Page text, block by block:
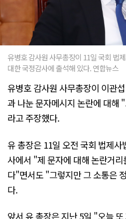
유병호 감사원 사무총장이 11일 국회 법
대한 국정감사에 출석해 있다. 연합뉴스
유병호 감사원 사무총장이 이관
과 나눈 문자메시지 논란에 대해
라고 주장했다.
유 총장은 11일 오전 국회 법제
사에서 "제 문자에 대해 논란거
다"면서도 "그렇지만 그 소통은
다.
앞서 유 총장은 지난 5일 "오늘